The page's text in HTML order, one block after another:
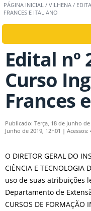
PÁGINA INICIAL / VILHENA /
FRANCES E ITALIANO
Edital nº
Curso
Frances
Publicado: Terça, 18 de Junho de
Junho de 2019, 12h01 | Acessos:
O DIRETOR GERAL DO
CIÊNCIA E TECNOLOGIA
uso de suas atribuições
Departamento de
CURSOS DE FORMAÇÃO